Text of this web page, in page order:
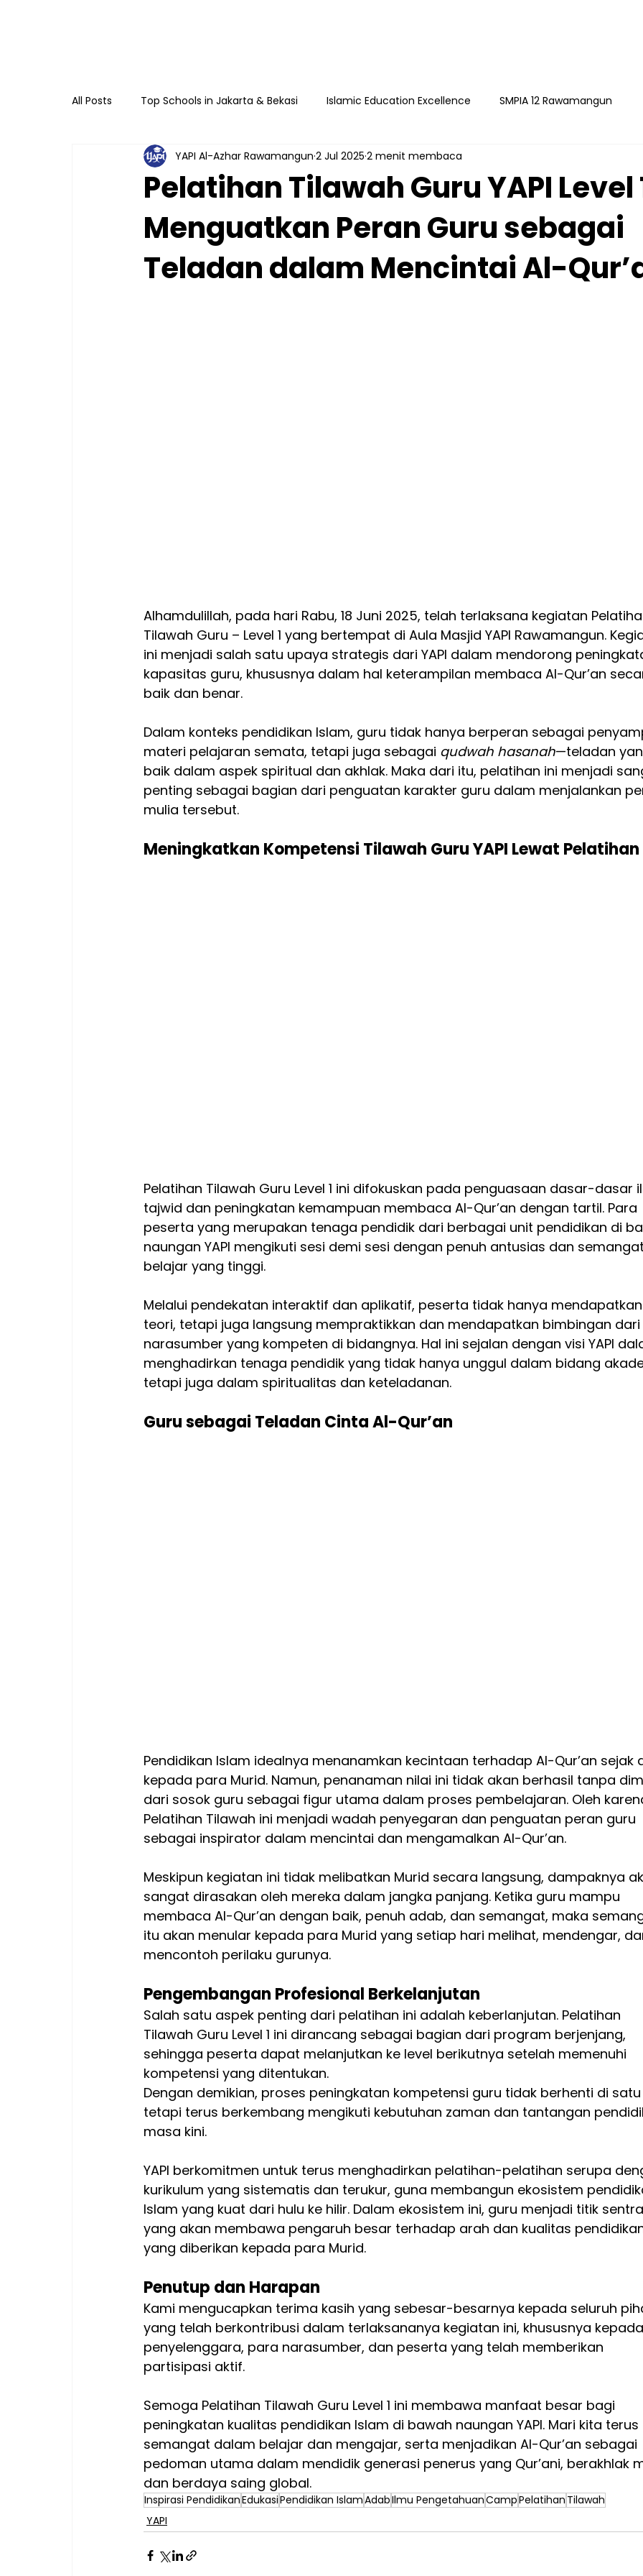
All Posts Top Schools in Jakarta & Bekasi Islamic Education Excellence SMPIA 12 Rawamangun
TKIA 13 Rawamangun SDIA 13 Rawamangun YAPI Playgroup Sakinah
Raudhatul Athfal Sakinah SMAIA 33 Jatimakmur
Pelatihan Tilawah Guru YAPI Level
Menguatkan Peran Guru sebagai
Teladan dalam Mencintai Al-
YAPI Al-Azhar Rawamangun 2 Jul 2025 2 menit membaca
Alhamdulillah, pada hari Rabu, 18 Juni 2025, telah terlaksana kegiatan
Tilawah Guru – Level 1 yang bertempat di Aula Masjid YAPI Rawamangun.
ini menjadi salah satu upaya strategis dari YAPI dalam mendorong
kapasitas guru, khususnya dalam hal keterampilan membaca Al-Qur’an
baik dan benar.
Dalam konteks pendidikan Islam, guru tidak hanya berperan sebagai
materi pelajaran semata, tetapi juga sebagai qudwah hasanah—teladan
baik dalam aspek spiritual dan akhlak. Maka dari itu, pelatihan ini menjadi
penting sebagai bagian dari penguatan karakter guru dalam menjalankan
mulia tersebut.
Meningkatkan Kompetensi Tilawah Guru YAPI Lewat Pelatihan
Pelatihan Tilawah Guru Level 1 ini difokuskan pada penguasaan dasar-dasar
tajwid dan peningkatan kemampuan membaca Al-Qur’an dengan tartil. Para
peserta yang merupakan tenaga pendidik dari berbagai unit pendidikan di
naungan YAPI mengikuti sesi demi sesi dengan penuh antusias dan semangat
belajar yang tinggi.
Melalui pendekatan interaktif dan aplikatif, peserta tidak hanya mendapatkan
teori, tetapi juga langsung mempraktikkan dan mendapatkan bimbingan dari
narasumber yang kompeten di bidangnya. Hal ini sejalan dengan visi YAPI
menghadirkan tenaga pendidik yang tidak hanya unggul dalam bidang
tetapi juga dalam spiritualitas dan keteladanan.
Guru sebagai Teladan Cinta Al-Qur’an
Pendidikan Islam idealnya menanamkan kecintaan terhadap Al-Qur’an sejak
kepada para Murid. Namun, penanaman nilai ini tidak akan berhasil tanpa
dari sosok guru sebagai figur utama dalam proses pembelajaran. Oleh
Pelatihan Tilawah ini menjadi wadah penyegaran dan penguatan peran guru
sebagai inspirator dalam mencintai dan mengamalkan Al-Qur’an.
Meskipun kegiatan ini tidak melibatkan Murid secara langsung, dampaknya
sangat dirasakan oleh mereka dalam jangka panjang. Ketika guru mampu
membaca Al-Qur’an dengan baik, penuh adab, dan semangat, maka
itu akan menular kepada para Murid yang setiap hari melihat, mendengar,
mencontoh perilaku gurunya.
Pengembangan Profesional Berkelanjutan
Salah satu aspek penting dari pelatihan ini adalah keberlanjutan. Pelatihan
Tilawah Guru Level 1 ini dirancang sebagai bagian dari program berjenjang,
sehingga peserta dapat melanjutkan ke level berikutnya setelah memenuhi
kompetensi yang ditentukan.
Dengan demikian, proses peningkatan kompetensi guru tidak berhenti di satu
tetapi terus berkembang mengikuti kebutuhan zaman dan tantangan
masa kini.
YAPI berkomitmen untuk terus menghadirkan pelatihan-pelatihan serupa
kurikulum yang sistematis dan terukur, guna membangun ekosistem
Islam yang kuat dari hulu ke hilir. Dalam ekosistem ini, guru menjadi titik
yang akan membawa pengaruh besar terhadap arah dan kualitas
yang diberikan kepada para Murid.
Penutup dan Harapan
Kami mengucapkan terima kasih yang sebesar-besarnya kepada seluruh
yang telah berkontribusi dalam terlaksananya kegiatan ini, khususnya
penyelenggara, para narasumber, dan peserta yang telah memberikan
partisipasi aktif.
Semoga Pelatihan Tilawah Guru Level 1 ini membawa manfaat besar bagi
peningkatan kualitas pendidikan Islam di bawah naungan YAPI. Mari kita terus
semangat dalam belajar dan mengajar, serta menjadikan Al-Qur’an sebagai
pedoman utama dalam mendidik generasi penerus yang Qur’ani, berakhlak
dan berdaya saing global.
Inspirasi PendidikanEdukasiPendidikan IslamAdabIlmu PengetahuanCampPelatihan Tilawah
YAPI